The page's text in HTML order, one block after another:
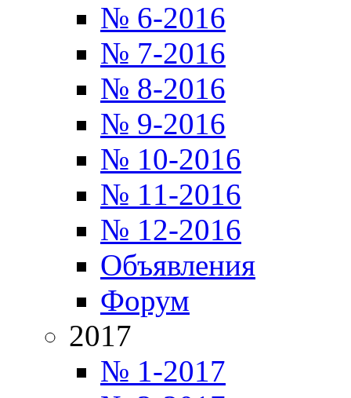
№ 6-2016
№ 7-2016
№ 8-2016
№ 9-2016
№ 10-2016
№ 11-2016
№ 12-2016
Объявления
Форум
2017
№ 1-2017